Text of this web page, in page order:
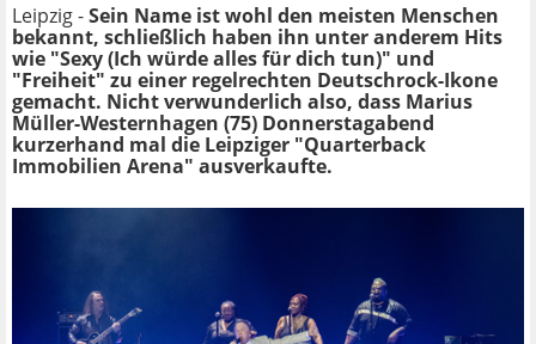
Leipzig -Sein Name ist wohl den meisten Menschen
bekannt, schließlich haben ihn unter anderem Hits
wie "Sexy (Ich würde alles für dich tun)" und
"Freiheit" zu einer regelrechten Deutschrock-Ikone
gemacht. Nicht verwunderlich also, dass Marius
Müller-Westernhagen (75) Donnerstagabend
kurzerhand mal die Leipziger "Quarterback
Immobilien Arena" ausverkaufte.